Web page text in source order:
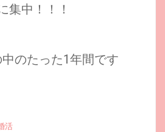
集中！！！
のたった1年間です
活